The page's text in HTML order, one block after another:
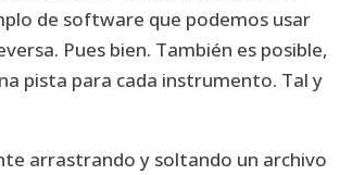
de software que podemos usar
Pues bien. También es posible,
pista para cada instrumento. Tal y
arrastrando y soltando un archivo